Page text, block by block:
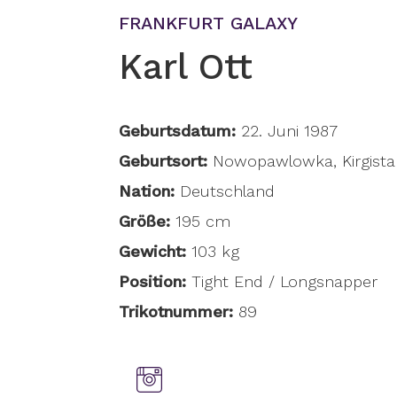
FRANKFURT GALAXY
Karl Ott
Geburtsdatum: 22. Juni 1987
Geburtsort: Nowopawlowka,
Nation: Deutschland
Größe: 195 cm
Gewicht: 103 kg
Position:Tight End / Longsnapper
Trikotnummer: 89